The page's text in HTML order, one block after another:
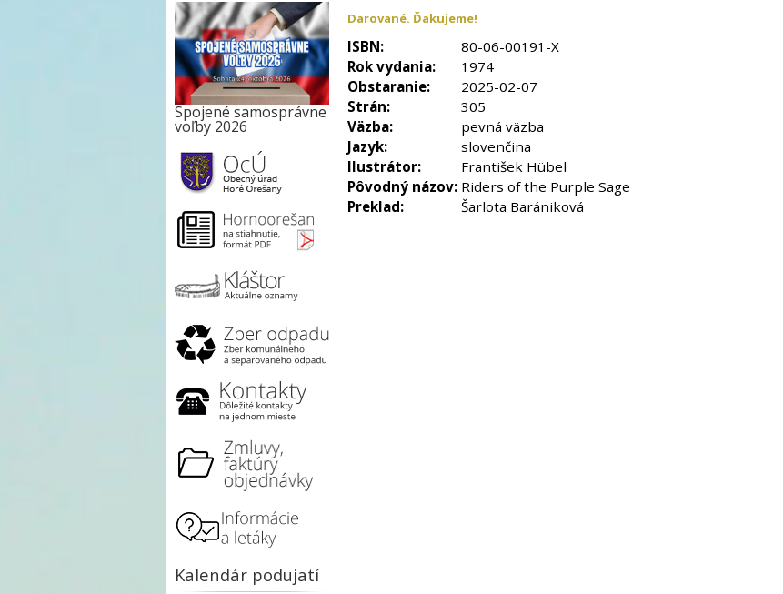
Darované. Ďakujeme!
ISBN:
80-06-00191-X
Rok vydania:
1974
Obstaranie:
2025-02-07
Strán:
305
Väzba:
pevná väzba
Jazyk:
slovenčina
Ilustrátor:
František Hübel
Pôvodný názov: Riders of the Purple Sage
Preklad:
Šarlota Barániková
Spojené samosprávne
voľby 2026
Kalendár podujatí